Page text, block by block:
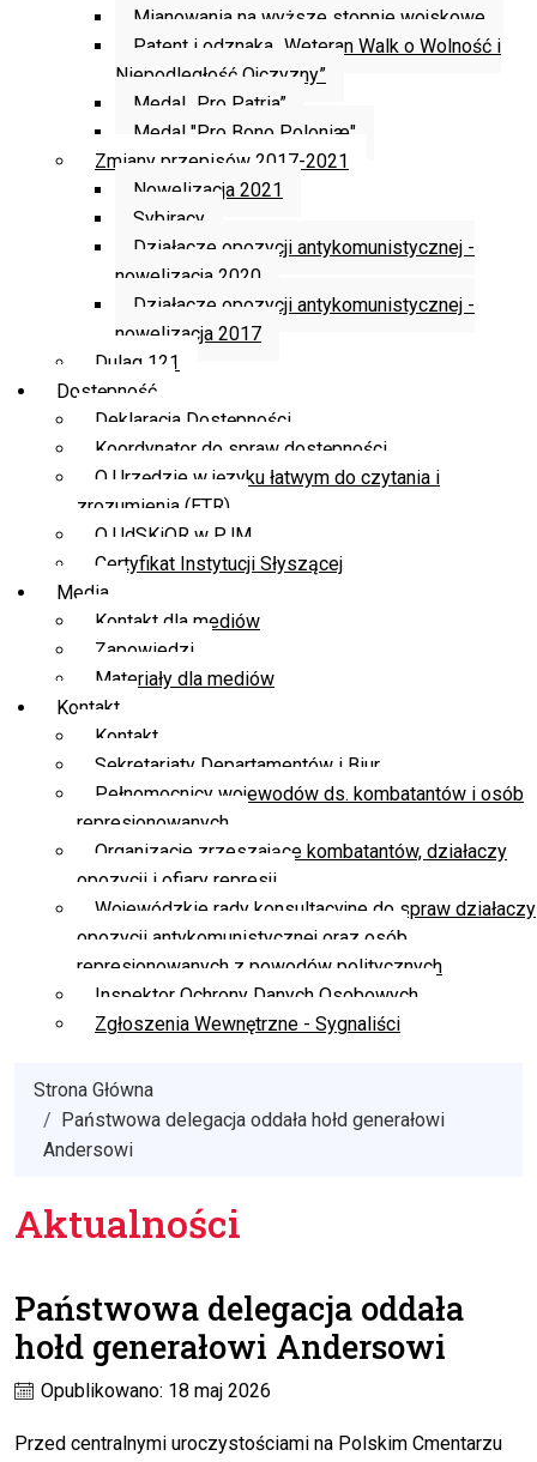
Mianowania na wyższe stopnie wojskowe
Patent i odznaka „Weteran Walk o Wolność i
Niepodległość Ojczyzny”
Medal „Pro Patria”
Medal "Pro Bono Poloniæ"
Zmiany przepisów 2017-2021
Nowelizacja 2021
Sybiracy
Działacze opozycji antykomunistycznej -
nowelizacja 2020
Działacze opozycji antykomunistycznej -
nowelizacja 2017
Dulag 121
Dostępność
Deklaracja Dostępności
Koordynator do spraw dostępności
O Urzędzie w języku łatwym do czytania i
zrozumienia (ETR)
O UdSKiOR w PJM
Certyfikat Instytucji Słyszącej
Media
Kontakt dla mediów
Zapowiedzi
Materiały dla mediów
Kontakt
Kontakt
Sekretariaty Departamentów i Biur
Pełnomocnicy wojewodów ds. kombatantów i osób
represjonowanych
Organizacje zrzeszające kombatantów, działaczy
opozycji i ofiary represji
Wojewódzkie rady konsultacyjne do spraw działaczy
opozycji antykomunistycznej oraz osób
represjonowanych z powodów politycznych
Inspektor Ochrony Danych Osobowych
Zgłoszenia Wewnętrzne - Sygnaliści
Strona Główna
Państwowa delegacja oddała hołd generałowi
Andersowi
Aktualności
Państwowa delegacja oddała
hołd generałowi Andersowi
Opublikowano: 18 maj 2026
Przed centralnymi uroczystościami na Polskim Cmentarzu